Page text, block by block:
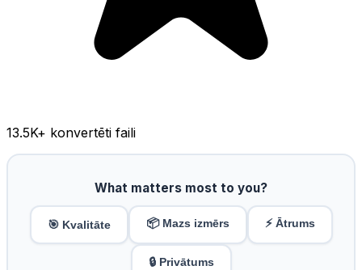
13.5K+ konvertēti faili
What matters most to you?
🎯 Kvalitāte 📦 Mazs izmērs ⚡ Ātrums
🔒 Privātums